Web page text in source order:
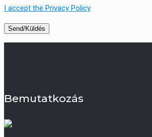
I accept the Privacy Policy
Bemutatkozás